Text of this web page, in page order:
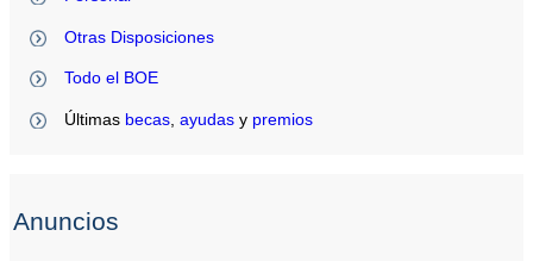
Otras Disposiciones
Todo el BOE
Últimas becas ,ayudas y premios
Anuncios